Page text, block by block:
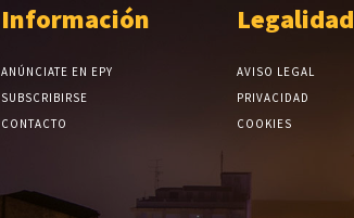
Información
ANÚNCIATE EN EPY
SUBSCRIBIRSE
CONTACTO
Legalidad
AVISO LEGAL
PRIVACIDAD
COOKIES